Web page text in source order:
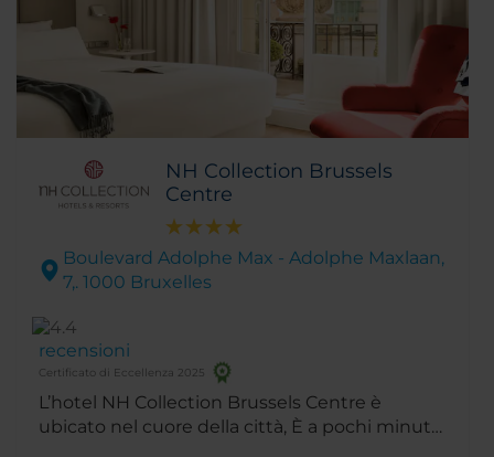
NH Collection Brussels
Centre
Boulevard Adolphe Max - Adolphe Maxlaan,
7,. 1000 Bruxelles
recensioni
Certificato di Eccellenza 2025
L’hotel NH Collection Brussels Centre è
ubicato nel cuore della città, È a pochi minuti